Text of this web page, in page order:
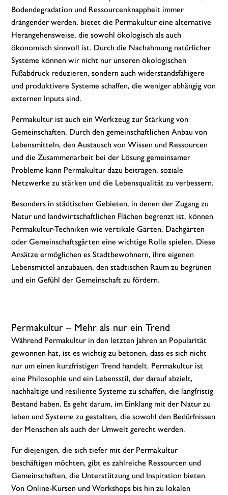
Bodendegradation und Ressourcenknappheit immer
drängender werden, bietet die Permakultur eine alternative
Herangehensweise, die sowohl ökologisch als auch
ökonomisch sinnvoll ist. Durch die Nachahmung natürlicher
Systeme können wir nicht nur unseren ökologischen
Fußabdruck reduzieren, sondern auch widerstandsfähigere
und produktivere Systeme schaffen, die weniger abhängig von
externen Inputs sind.
Permakultur ist auch ein Werkzeug zur Stärkung von
Gemeinschaften. Durch den gemeinschaftlichen Anbau von
Lebensmitteln, den Austausch von Wissen und Ressourcen
und die Zusammenarbeit bei der Lösung gemeinsamer
Probleme kann Permakultur dazu beitragen, soziale
Netzwerke zu stärken und die Lebensqualität zu verbessern.
Besonders in städtischen Gebieten, in denen der Zugang zu
Natur und landwirtschaftlichen Flächen begrenzt ist, können
Permakultur-Techniken wie vertikale Gärten, Dachgärten
oder Gemeinschaftsgärten eine wichtige Rolle spielen. Diese
Ansätze ermöglichen es Stadtbewohnern, ihre eigenen
Lebensmittel anzubauen, den städtischen Raum zu begrünen
und ein Gefühl der Gemeinschaft zu fördern.
Permakultur – Mehr als nur ein Trend
Während Permakultur in den letzten Jahren an Popularität
gewonnen hat, ist es wichtig zu betonen, dass es sich nicht
nur um einen kurzfristigen Trend handelt. Permakultur ist
eine Philosophie und ein Lebensstil, der darauf abzielt,
nachhaltige und resiliente Systeme zu schaffen, die langfristig
Bestand haben. Es geht darum, im Einklang mit der Natur zu
leben und Systeme zu gestalten, die sowohl den Bedürfnissen
der Menschen als auch der Umwelt gerecht werden.
Für diejenigen, die sich tiefer mit der Permakultur
beschäftigen möchten, gibt es zahlreiche Ressourcen und
Gemeinschaften, die Unterstützung und Inspiration bieten.
Von Online-Kursen und Workshops bis hin zu lokalen